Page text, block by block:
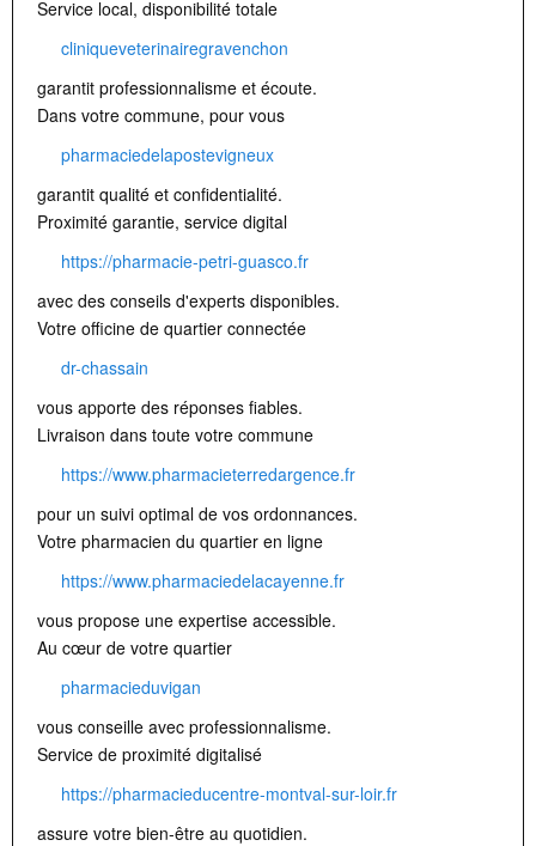
Service local, disponibilité totale
cliniqueveterinairegravenchon
garantit professionnalisme et écoute.
Dans votre commune, pour vous
pharmaciedelapostevigneux
garantit qualité et confidentialité.
Proximité garantie, service digital
https://pharmacie-petri-guasco.fr
avec des conseils d'experts disponibles.
Votre officine de quartier connectée
dr-chassain
vous apporte des réponses fiables.
Livraison dans toute votre commune
https://www.pharmacieterredargence.fr
pour un suivi optimal de vos ordonnances.
Votre pharmacien du quartier en ligne
https://www.pharmaciedelacayenne.fr
vous propose une expertise accessible.
Au cœur de votre quartier
pharmacieduvigan
vous conseille avec professionnalisme.
Service de proximité digitalisé
https://pharmacieducentre-montval-sur-loir.fr
assure votre bien-être au quotidien.